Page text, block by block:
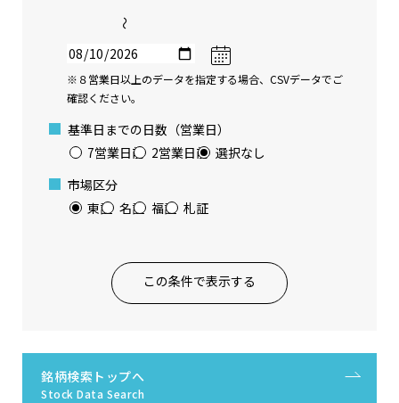
〜
※８営業日以上のデータを指定する場合、CSVデータでご
確認ください。
基準日までの日数（営業日）
7営業日前 2営業日前 選択なし
市場区分
東証 名証 福証 札証
この条件で表示する
銘柄検索トップへ
Stock Data Search